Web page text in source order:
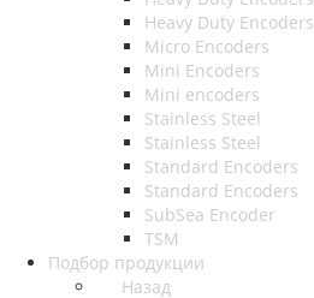
Heavy Duty Encoders
Micro Encoders
Mini Encoders
Mini encoders
Stainless Steel
Stainless Steel
Standard Encoders
Standard Encoders
SubSea Encoder
TSM
Подбор продукции
Назад